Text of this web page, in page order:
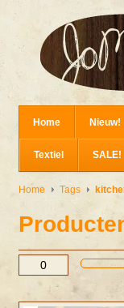
Home Nieuw!
Textiel SALE!
Home Tags